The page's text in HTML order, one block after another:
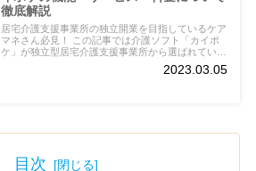
徹底解説
居宅介護支援事業所の独立開業を目指しているケア
マネさん必見！ この記事では介護ソフト「カイポ
ケ」が独立型居宅介護支援事業所から選ばれている
７つの理由について解説しています。 介護ソフト
選びで悩まれているケアマネさんはぜひご覧くださ
2023.03.05
目次